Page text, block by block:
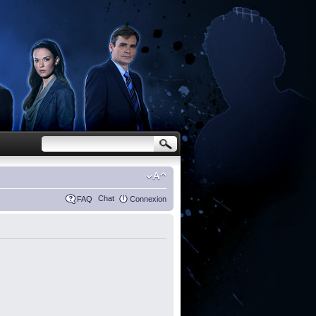
FAQ Chat Connexion